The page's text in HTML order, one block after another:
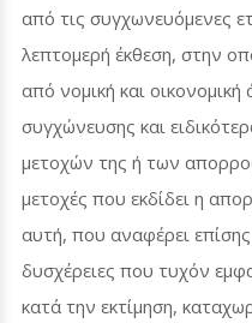
από τις συγχωνευόμενες
λεπτομερή έκθεση, στην
από νομική και
συγχώνευσης και
μετοχών της ή των
μετοχές που εκδίδει η
αυτή, που αναφέρει
δυσχέρειες που τυχόν
κατά την εκτίμηση,